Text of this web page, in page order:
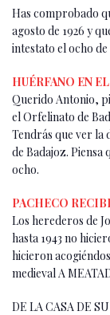
Has comprobado
agosto de 1926 y
intestato el ocho
HUÉRFANO EN
Querido Antonio,
el Orfelinato de
Tendrás que ver la
de Badajoz. Piensa
ocho.
PACHECO
Los herederos de
hasta 1943 no
hicieron
medieval A
DE LA CASA DE